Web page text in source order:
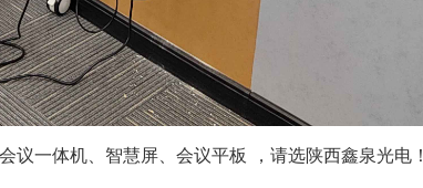
议一体机、智慧屏、会议平板 ，请选陕西鑫泉光电！